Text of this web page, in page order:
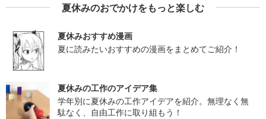
夏休みのおでかけをもっと楽しむ
夏休みおすすめ漫画
夏に読みたいおすすめの漫画をまとめてご紹介！
夏休みの工作のアイデア集
学年別に夏休みの工作アイデアを紹介。無理なく無
駄なく、自由工作に取り組もう！